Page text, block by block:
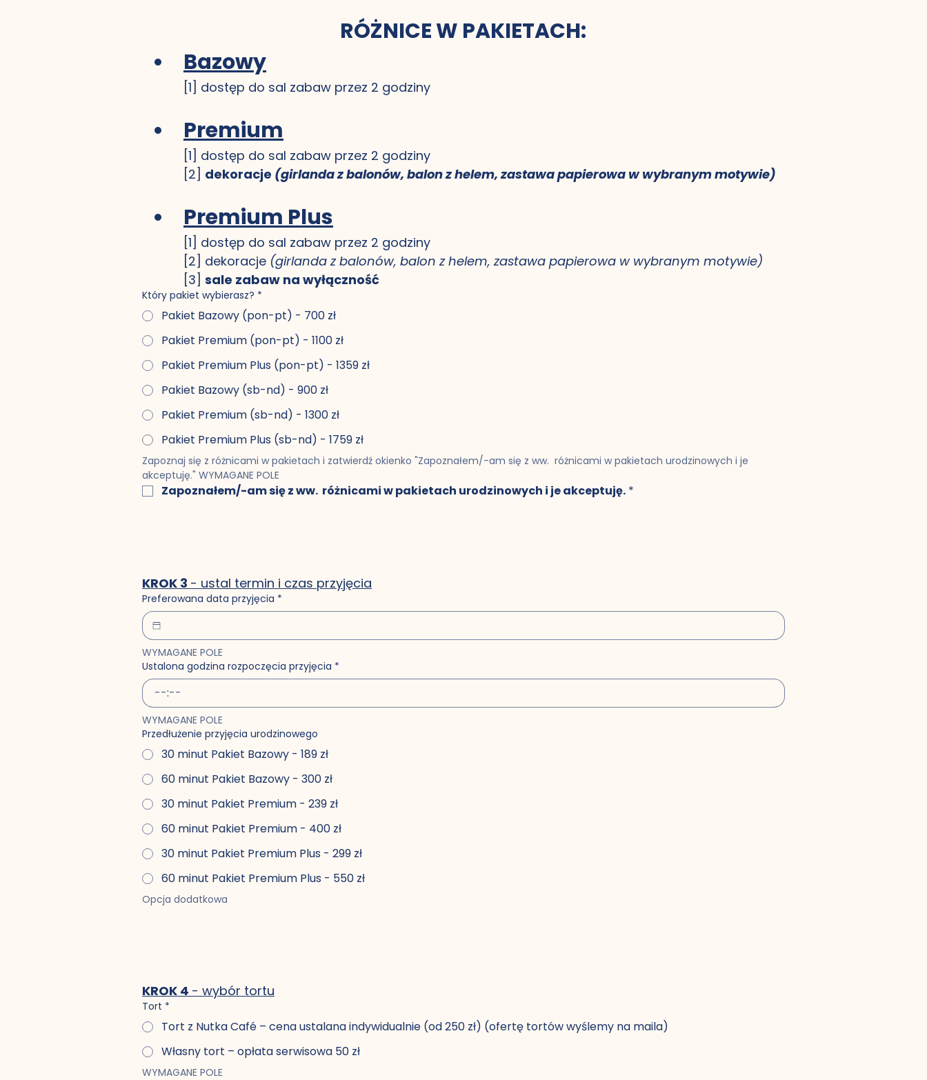
RÓŻNICE W PAKIETACH:
Bazowy
[1] dostęp do sal zabaw przez 2 godziny
Premium
[1] dostęp do sal zabaw przez 2 godziny
[2] dekoracje (girlanda z balonów, balon z helem, zastawa papierowa w wybranym motywie)
Premium Plus
[1] dostęp do sal zabaw przez 2 godziny
[2] dekoracje (girlanda z balonów, balon z helem, zastawa papierowa w wybranym motywie)
[3] sale zabaw na wyłączność
Który pakiet wybierasz? *
Pakiet Bazowy (pon-pt) - 700 zł
Pakiet Premium (pon-pt) - 1100 zł
Pakiet Premium Plus (pon-pt) - 1359 zł
Pakiet Bazowy (sb-nd) - 900 zł
Pakiet Premium (sb-nd) - 1300 zł
Pakiet Premium Plus (sb-nd) - 1759 zł
Zapoznaj się z różnicami w pakietach i zatwierdź okienko "Zapoznałem/-am się z ww.  różnicami w pakietach urodzinowych i je
akceptuję." WYMAGANE POLE
Zapoznałem/-am się z ww.  różnicami w pakietach urodzinowych i je akceptuję. *
KROK 3 - ustal termin i czas przyjęcia
Preferowana data przyjęcia *
WYMAGANE POLE
Ustalona godzina rozpoczęcia przyjęcia *
:
WYMAGANE POLE
Przedłużenie przyjęcia urodzinowego
30 minut Pakiet Bazowy - 189 zł
60 minut Pakiet Bazowy - 300 zł
30 minut Pakiet Premium - 239 zł
60 minut Pakiet Premium - 400 zł
30 minut Pakiet Premium Plus - 299 zł
60 minut Pakiet Premium Plus - 550 zł
Opcja dodatkowa
KROK 4 - wybór tortu
Tort *
Tort z Nutka Café – cena ustalana indywidualnie (od 250 zł) (ofertę tortów wyślemy na maila)
Własny tort – opłata serwisowa 50 zł
WYMAGANE POLE